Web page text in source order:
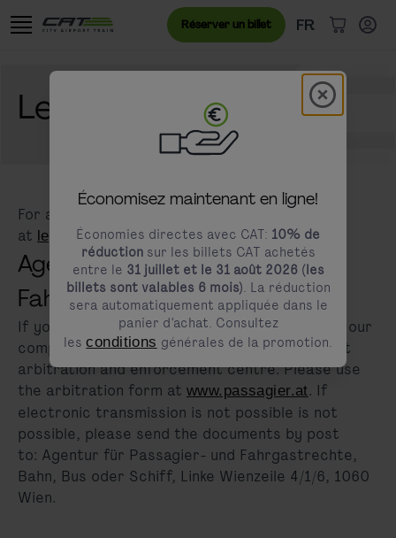
Aller à la bannière des cookies
Réserver un billet Menu de langue
FR
Langue
Legal questions?
For any inquiries, please contact us via email
at legal@cityairporttrain.com.
Agentur für Passagier- und
Fahrgastrechte (apf)
If you do not agree with the decision made by our
company, you can to the free and independent
arbitration and enforcement centre. Please use
the arbitration form at www.passagier.at. If
electronic transmission is not possible is not
possible, please send the documents by post
to: Agentur für Passagier- und Fahrgastrechte,
Bahn, Bus oder Schiff, Linke Wienzeile 4/1/6, 1060
Wien.
Modal
modals.promotion.title
Économisez maintenant en ligne!
Économies directes avec CAT: 10% de
réductionsur les billets CAT achetés
entre le 31 juillet et le 31 août 2026 (les
billets sont valables 6 mois). La réduction
sera automatiquement appliquée dans le
panier d’achat. Consultez
lesconditions générales de la promotion.